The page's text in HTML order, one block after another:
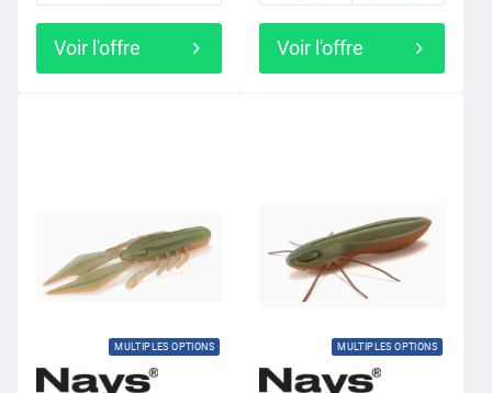
Voir l'offre Voir l'offre
MULTIPLES OPTIONS MULTIPLES OPTIONS